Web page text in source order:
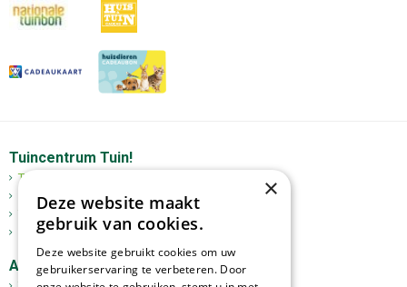
Tuincentrum Tuin!
Tuincentrum
Mediterrane bomen
Kerst
Assortiment
×
Deze website maakt
gebruik van cookies.
Deze website gebruikt cookies om uw
gebruikerservaring te verbeteren. Door